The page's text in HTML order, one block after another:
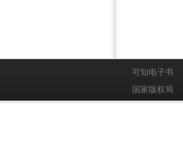
可知电子书
国家版权局